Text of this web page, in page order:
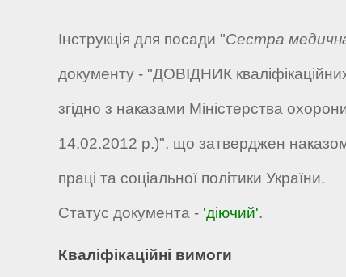
Інструкція для посади "Сестра
документу - "ДОВІДНИК
згідно з наказами Міністерства
14.02.2012 р.)", що затверджен
праці та соціальної політики України.
Статус документа - 'діючий'.
Кваліфікаційні вимоги